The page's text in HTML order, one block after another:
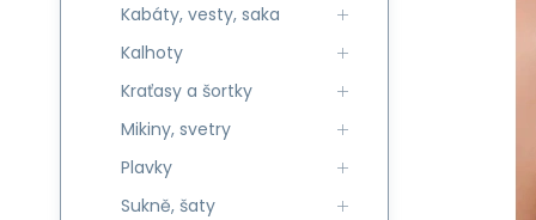
Kabáty, vesty, saka
Kalhoty
Kraťasy a šortky
Mikiny, svetry
Plavky
Sukně, šaty